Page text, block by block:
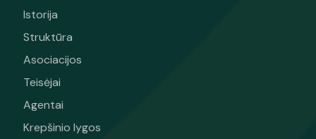
Istorija
Struktūra
Asociacijos
Teisėjai
Agentai
Krepšinio lygos